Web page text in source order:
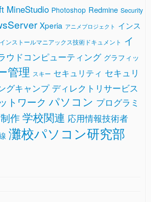
MineStudio Photoshop Redmine Security
Xperia アニメプロジェクト インス
インストールマニアックス技術ドキュメント イ
ウドコンピューティング グラフィッ
管理 スキー セキュリティ セキュリ
グキャンプ ディレクトリサービス
トワーク パソコン プログラミ
作学校関連 応用情報技術者
灘校パソコン研究部